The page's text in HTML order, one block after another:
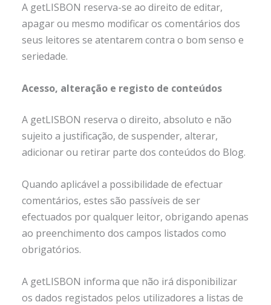
A getLISBON reserva-se ao direito de editar,
apagar ou mesmo modificar os comentários dos
seus leitores se atentarem contra o bom senso e
seriedade.
Acesso, alteração e registo de conteúdos
A getLISBON reserva o direito, absoluto e não
sujeito a justificação, de suspender, alterar,
adicionar ou retirar parte dos conteúdos do Blog.
Quando aplicável a possibilidade de efectuar
comentários, estes são passíveis de ser
efectuados por qualquer leitor, obrigando apenas
ao preenchimento dos campos listados como
obrigatórios.
A getLISBON informa que não irá disponibilizar
os dados registados pelos utilizadores a listas de